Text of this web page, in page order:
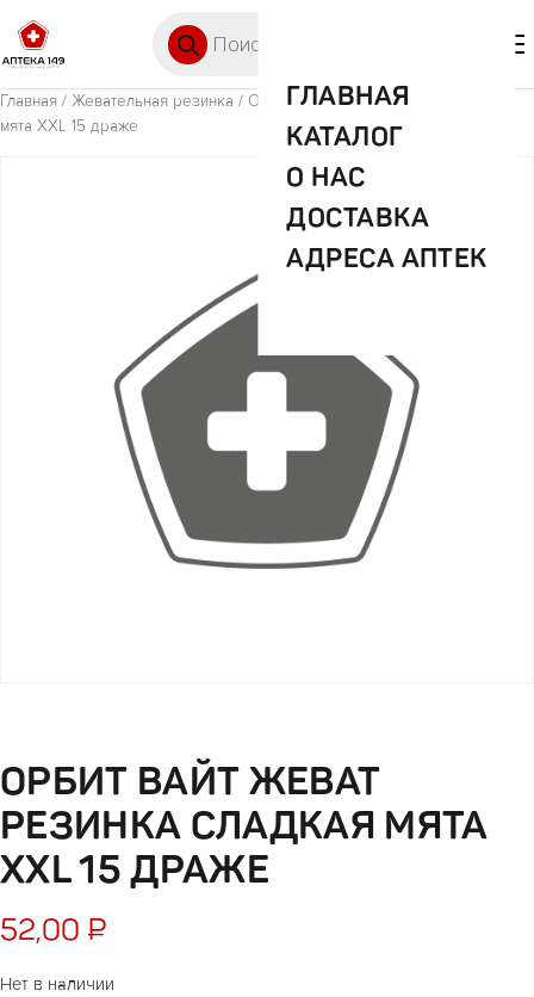
ГЛАВНАЯ
КАТАЛОГ
О НАС
ДОСТАВКА
АДРЕСА АПТЕК
Главная / Жевательная резинка / Орбит Вайт Жеват резинка Сладкая
мята XXL 15 драже
ОРБИТ ВАЙТ ЖЕВАТ
РЕЗИНКА СЛАДКАЯ МЯТА
XXL 15 ДРАЖЕ
52,00 ₽
Нет в наличии